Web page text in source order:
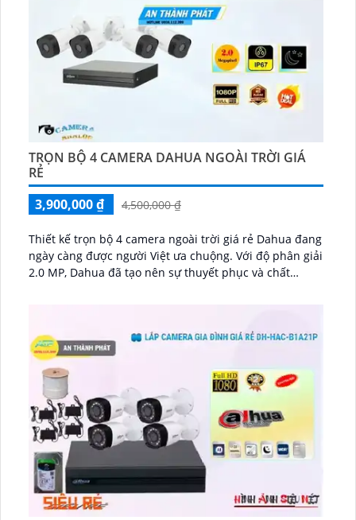
TRỌN BỘ 4 CAMERA DAHUA NGOÀI TRỜI GIÁ
RẺ
3,900,000 ₫
4,500,000 ₫
Thiết kế trọn bộ 4 camera ngoài trời giá rẻ Dahua đang
ngày càng được người Việt ưa chuộng. Với độ phân giải
2.0 MP, Dahua đã tạo nên sự thuyết phục và chất